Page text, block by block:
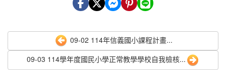
09-02 114年信義國小課程計畫...
09-03 114學年度國民小學正常教學學校自我檢核...